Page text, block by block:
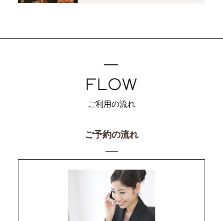
ご利用の流れ
ご予約の流れ